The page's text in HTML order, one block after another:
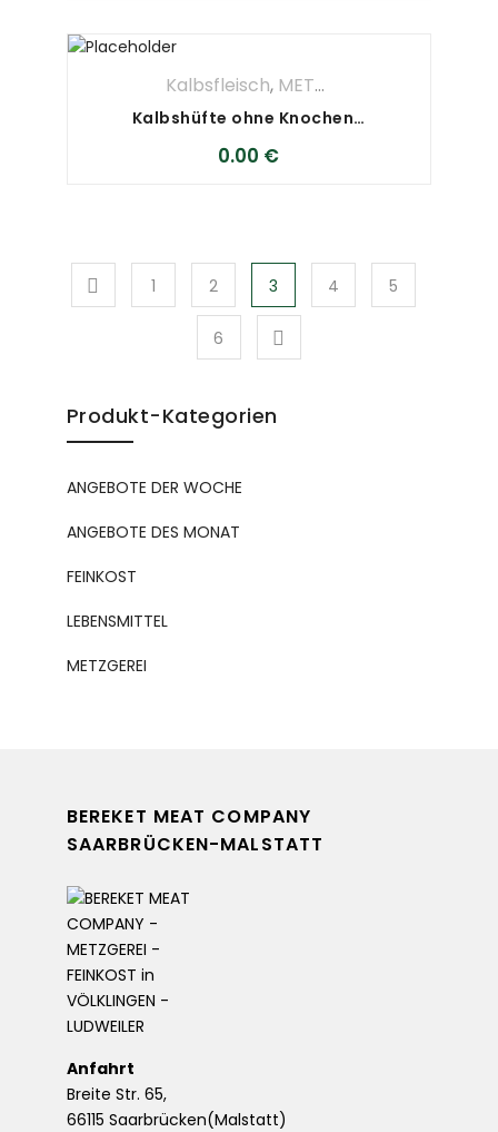
Kalbsfleisch, METZGEREI
Kalbshüfte ohne Knochen 1 kg
0.00 €
1 2 3 4 5
6
Produkt-Kategorien
ANGEBOTE DER WOCHE
ANGEBOTE DES MONAT
FEINKOST
LEBENSMITTEL
METZGEREI
BEREKET MEAT COMPANY
SAARBRÜCKEN-MALSTATT
Anfahrt
Breite Str. 65,
66115 Saarbrücken(Malstatt)